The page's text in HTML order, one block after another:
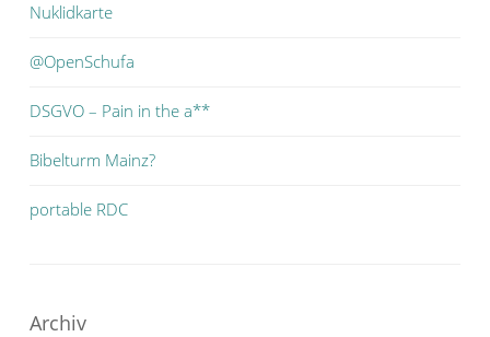
Nuklidkarte
@OpenSchufa
DSGVO – Pain in the a**
Bibelturm Mainz?
portable RDC
Archiv